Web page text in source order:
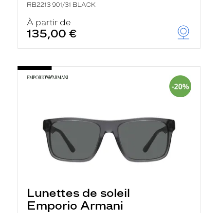
RB2213 901/31 BLACK
À partir de
135,00 €
Lunettes de soleil
Emporio Armani